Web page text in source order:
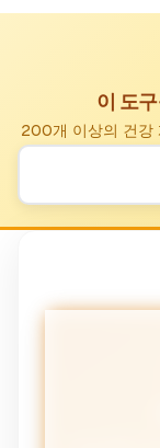
이 도
200개 이상의 건강